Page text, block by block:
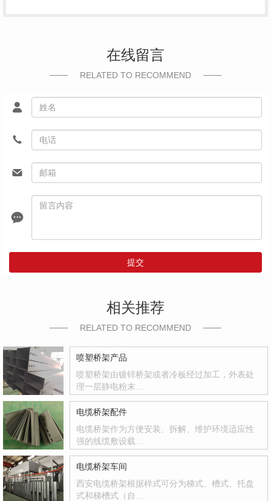
在线留言
RELATED TO RECOMMEND
提交
相关推荐
RELATED TO RECOMMEND
喷塑桥架产品
喷塑桥架由镀锌桥架或者冷板经过加工，外表处
理一层静电粉末…
电缆桥架配件
电缆桥架作为方便安装、拆解、维护环境适应性
强的线缆敷设载…
电缆桥架车间
西安电缆桥架根据样式可分为梯式、槽式、托盘
式和梯槽式（自…